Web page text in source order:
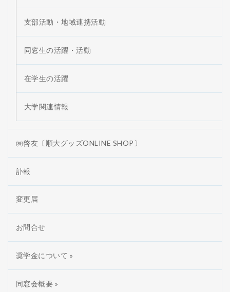
支部活動・地域連携活動
同窓生の活躍・活動
在学生の活躍
大学関連情報
㈱啓友〔順大グッズONLINE SHOP〕
訃報
変更届
お問合せ
奨学金について »
同窓会概要 »